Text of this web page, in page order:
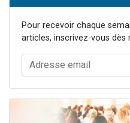
Pour recevoir chaque
articles, inscrivez-vous dès